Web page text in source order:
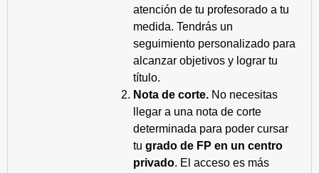
atención de tu profesorado a tu
medida. Tendrás un
seguimiento personalizado para
alcanzar objetivos y lograr tu
título.
Nota de corte. No necesitas
llegar a una nota de corte
determinada para poder cursar
tu grado de FP en un centro
privado. El acceso es más